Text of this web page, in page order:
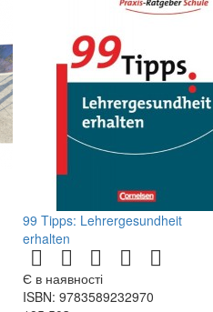
99 Tipps: Lehrergesundheit
erhalten
Є в наявності
ISBN: 9783589232970